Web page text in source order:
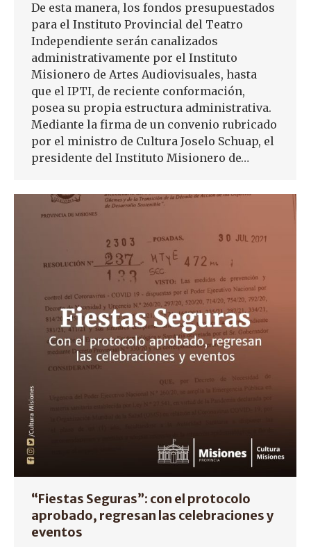
De esta manera, los fondos presupuestados
para el Instituto Provincial del Teatro
Independiente serán canalizados
administrativamente por el Instituto
Misionero de Artes Audiovisuales, hasta
que el IPTI, de reciente conformación,
posea su propia estructura administrativa.
Mediante la firma de un convenio rubricado
por el ministro de Cultura Joselo Schuap, el
presidente del Instituto Misionero de…
“Fiestas Seguras”: con el protocolo
aprobado, regresan las celebraciones y
eventos